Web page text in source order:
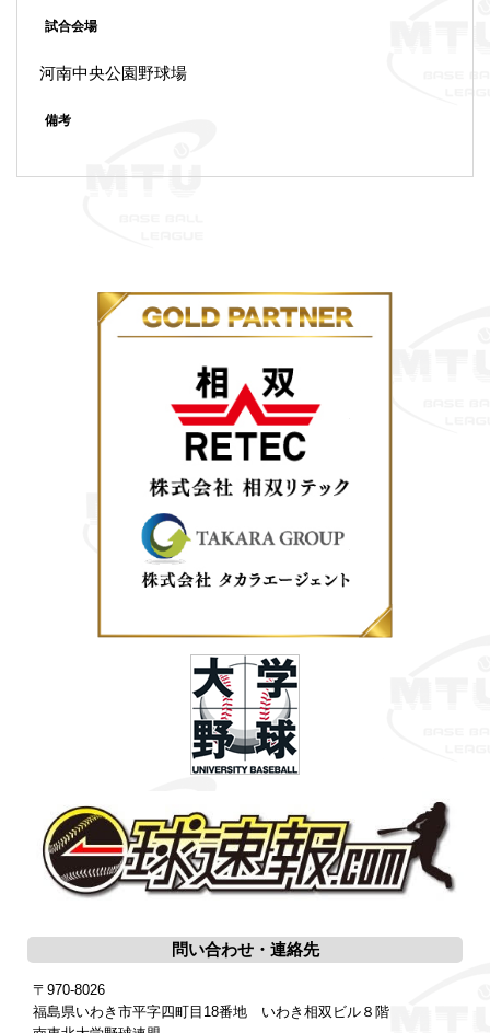
試合会場
河南中央公園野球場
備考
問い合わせ・連絡先
〒970-8026
福島県いわき市平字四町目18番地 いわき相双ビル８階